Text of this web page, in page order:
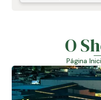
O
Página